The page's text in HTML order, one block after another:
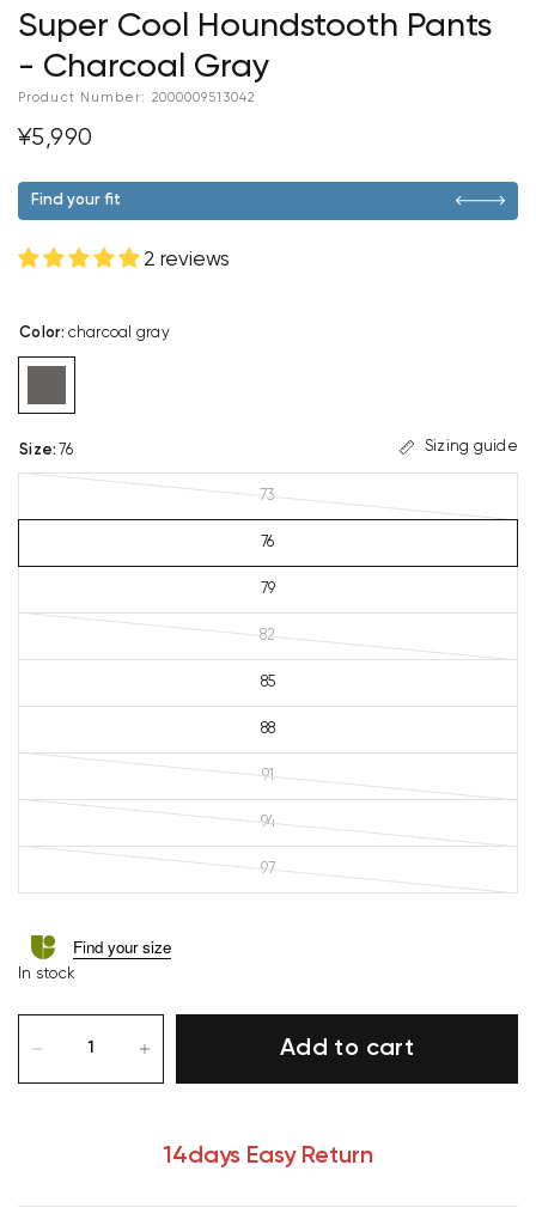
Super Cool Houndstooth Pants
- Charcoal Gray
Product Number: 2000009513042
¥5,990
Find your fit
2 reviews
Color: charcoal gray
Size: 76 Sizing guide
73
76
79
82
85
88
91
94
97
Find your size
In stock
Add to cart
14days Easy Return